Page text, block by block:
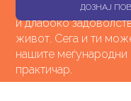
самодоверба,
и длабоко
живот. Сега и ти
нашите меѓународни
практичар.
ДОЗНАЈ